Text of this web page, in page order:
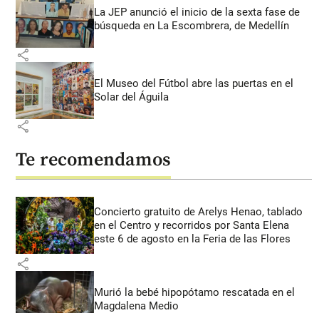
La JEP anunció el inicio de la sexta fase de
búsqueda en La Escombrera, de Medellín
share
El Museo del Fútbol abre las puertas en el
Solar del Águila
share
Te recomendamos
Concierto gratuito de Arelys Henao, tablado
en el Centro y recorridos por Santa Elena
este 6 de agosto en la Feria de las Flores
share
Murió la bebé hipopótamo rescatada en el
Magdalena Medio